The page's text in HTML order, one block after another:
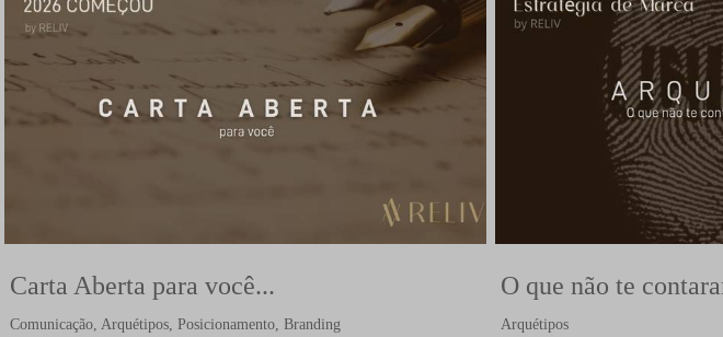
Carta Aberta para você...
Comunicação, Arquétipos, Posicionamento, Branding
O que não te
Arquétipos